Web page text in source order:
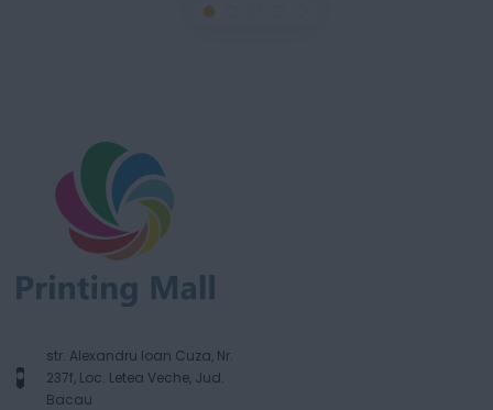
str. Alexandru Ioan Cuza, Nr.
237f, Loc. Letea Veche, Jud.
Bacau